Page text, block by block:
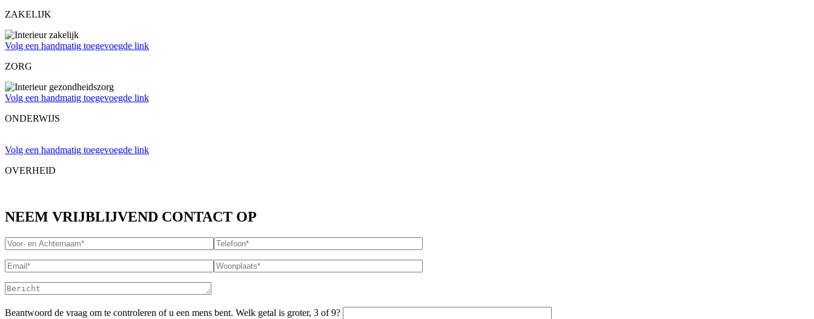
ZAKELIJK
Volg een handmatig toegevoegde link
ZORG
Volg een handmatig toegevoegde link
ONDERWIJS
Volg een handmatig toegevoegde link
OVERHEID
NEEM VRIJBLIJVEND CONTACT OP
Beantwoord de vraag om te controleren of u een mens bent. Welk getal is groter, 3 of 9?